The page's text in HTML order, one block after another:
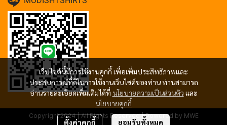
เว็บไซต์นี้มีการใช้งานคุกกี้ เพื่อเพิ่มประสิทธิภาพและ
ประสบการณ์ที่ดีในการใช้งานเว็บไซต์ของท่าน ท่านสามารถ
อ่านรายละเอียดเพิ่มเติมได้ที่ นโยบายความเป็นส่วนตัว และ
นโยบายคุกกี้
ตั้งค่าคุกกี้ ยอมรับทั้งหมด
Copyright 2024 | All Rights Reserved | Powered by MWE